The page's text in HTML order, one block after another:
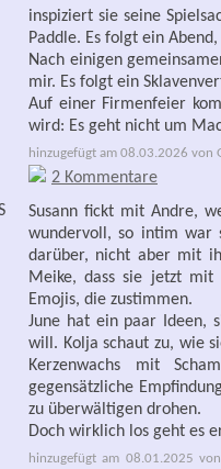
inspiziert sie seine
Paddle. Es folgt ein
Nach einigen
mir. Es folgt ein
Auf einer Firmenfeier
wird: Es geht nicht um
hinzugefügt am 08.03.2026 von
2 Kommentare
Susann fickt mit Andre,
wundervoll, so intim war
darüber, nicht aber mit
Meike, dass sie jetzt mit
Emojis, die zustimmen.
June hat ein paar Ideen,
will. Kolja schaut zu, wie
Kerzenwachs mit
gegensätzliche
zu überwältigen drohen.
Doch wirklich los geht es
hinzugefügt am 08.01.2025